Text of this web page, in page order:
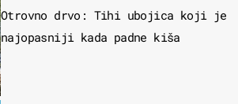
Otrovno drvo: Tihi ubojica koji je
najopasniji kada padne kiša